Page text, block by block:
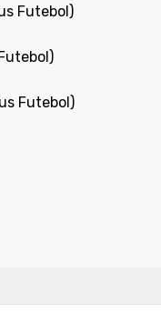
Futebol)
Futebol)